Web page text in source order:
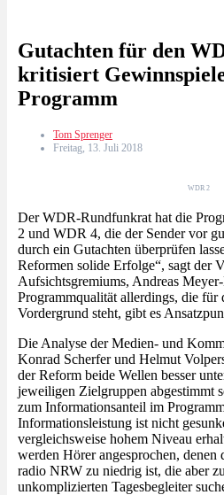
Gutachten für den
kritisiert
Programm
Tom Sprenger
Freitag, 13. Juli 2018
WDR 2
Der WDR-Rundfunkrat hat die
2 und WDR 4, die der Sender vor
durch ein Gutachten überprüfen
Reformen solide Erfolge“, sagt der
Aufsichtsgremiums, Andreas
Programmqualität allerdings, die
Vordergrund steht, gibt es
Die Analyse der Medien- und
Konrad Scherfer und Helmut
der Reform beide Wellen besser
jeweiligen Zielgruppen abgestimmt
zum Informationsanteil im
Informationsleistung ist nicht
vergleichsweise hohem Niveau
werden Hörer angesprochen, denen
radio NRW zu niedrig ist, die aber
unkomplizierten Tagesbegleiter